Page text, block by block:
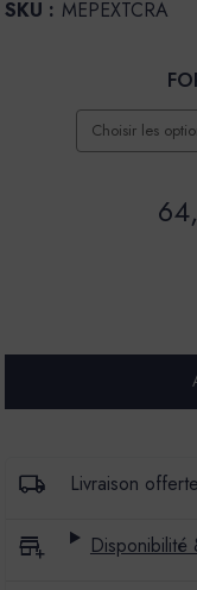
SKU : MEPEXTCRA
Livraison
Disponibilité